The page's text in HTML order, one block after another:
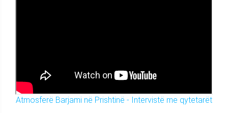
Atmosferë Barjami në Prishtinë - Intervistë me qytetarët